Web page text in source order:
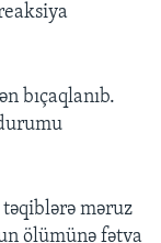
bıçaqlanıb.
təqiblərə məruz
ölümünə fətva